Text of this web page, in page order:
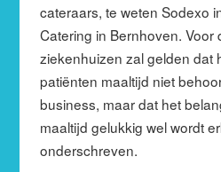
cateraars, te weten Sodexo
Catering in Bernhoven. Voor
ziekenhuizen zal gelden dat
patiënten maaltijd niet
business, maar dat het
maaltijd gelukkig wel wordt
onderschreven.